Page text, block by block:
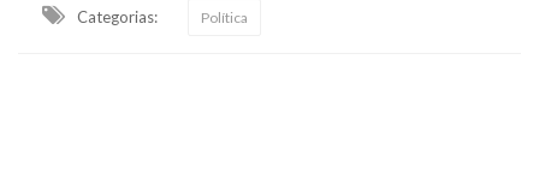
Categorias: Política